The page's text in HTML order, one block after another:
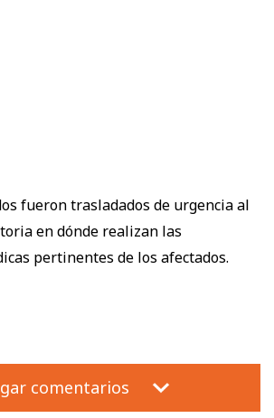
fueron trasladados de urgencia al
en dónde realizan las
pertinentes de los afectados.
comentarios